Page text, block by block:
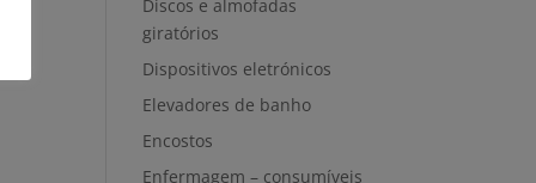
Discos e almofadas
giratórios
Dispositivos eletrónicos
Elevadores de banho
Encostos
Enfermagem – consumíveis